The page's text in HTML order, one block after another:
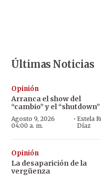
Últimas Noticias
Opinión
Arranca el show del
“cambio” y el “shutdown”
Agosto 9, 2026
04:00 a. m.
·Estela
Díaz
Opinión
La desaparición de la
vergüenza